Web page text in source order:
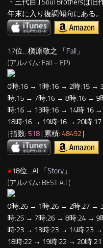
・三代目 J Soul Brothersは
年末に入り復調傾向にある。
17位…槇原敬之 「Fall 」
(アルバム: Fall – EP)
0時:16 → 1時:16 → 2時:15 →
時:15 → 7時:16 → 8時:16 →
時:16 → 13時:16 → 14時:16
18時:16 → 19時:16 → 20時
| 指数: 518 | 累積: 48492 |
●18位…AI 「Story 」
(アルバム: BEST A.I.)
0時:26 → 1時:26 → 2時:27 →
時:25 → 7時:26 → 8時:24 →
時:23 → 13時:23 → 14時:23
18時:22 → 19時:22 → 20時